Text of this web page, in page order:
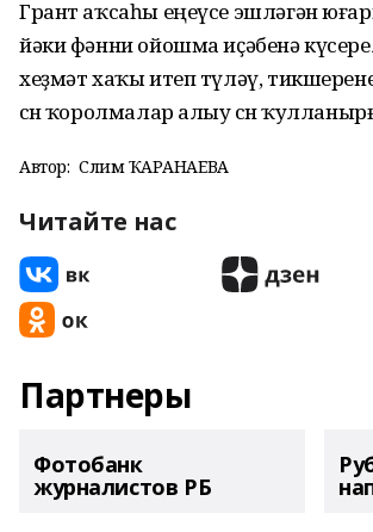
Грант аҡсаһы еңеүсе эшләгән
йәки фәнни ойошма иҫәбенә
хеҙмәт хаҡы итеп түләү,
өсөн ҡоролмалар алыу өсөн
Автор: Сәлимә ҠАРАНАЕВА
Читайте нас
Партнеры
Фотобанк
журналистов РБ